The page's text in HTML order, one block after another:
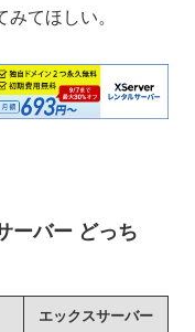
てほしい。
ーバー どっち
エックスサーバー